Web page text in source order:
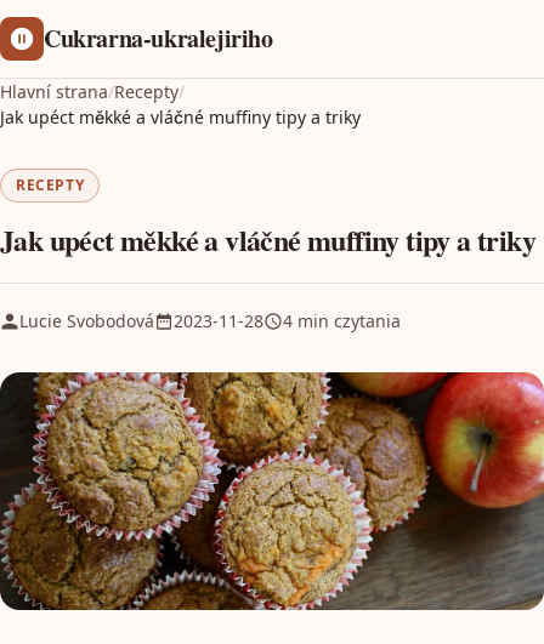
Cukrarna-ukralejiriho
Hlavní strana/Recepty/
Jak upéct měkké a vláčné muffiny tipy a triky
RECEPTY
Jak upéct měkké a vláčné muffiny tipy a triky
Lucie Svobodová 2023-11-28 4 min czytania